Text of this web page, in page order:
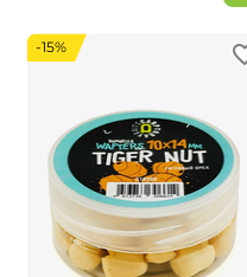
-15%